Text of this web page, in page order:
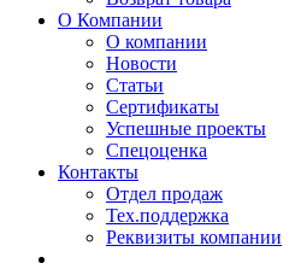
О Компании
О компании
Новости
Статьи
Сертификаты
Успешные проекты
Спецоценка
Контакты
Отдел продаж
Тех.поддержка
Реквизиты компании